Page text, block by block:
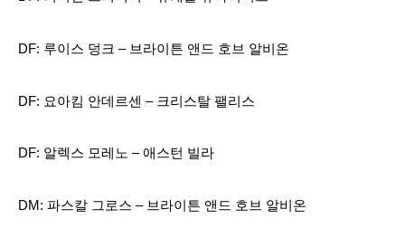
DF: 루이스 덩크 – 브라이튼 앤드 호브 알비온
DF: 요아킴 안데르센 – 크리스탈 팰리스
DF: 알렉스 모레노 – 애스턴 빌라
DM: 파스칼 그로스 – 브라이튼 앤드 호브 알비온